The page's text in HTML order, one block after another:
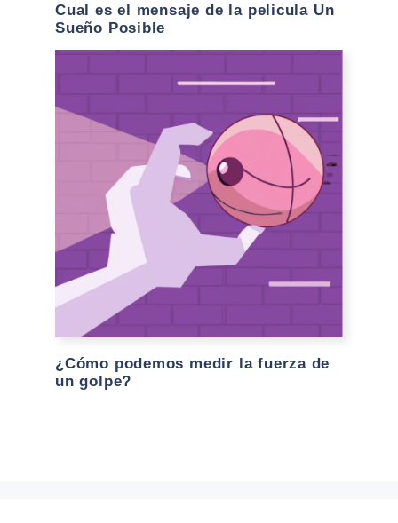
Cual es el mensaje de la pelicula Un
Sueño Posible
¿Cómo podemos medir la fuerza de
un golpe?